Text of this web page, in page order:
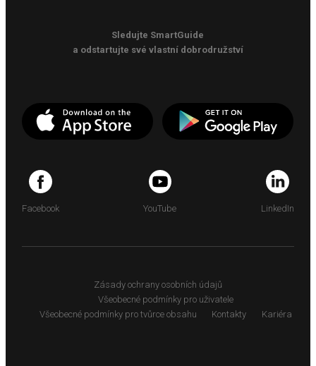
Sledujte SmartGuide
a odstartujte své vlastní dobrodružství
Facebook YouTube LinkedIn
Zásady ochrany osobních údajů
Všeobecné podmínky pro uživatele
Všeobecné podmínky pro tvůrce obsahu
Kontakty Kariéra